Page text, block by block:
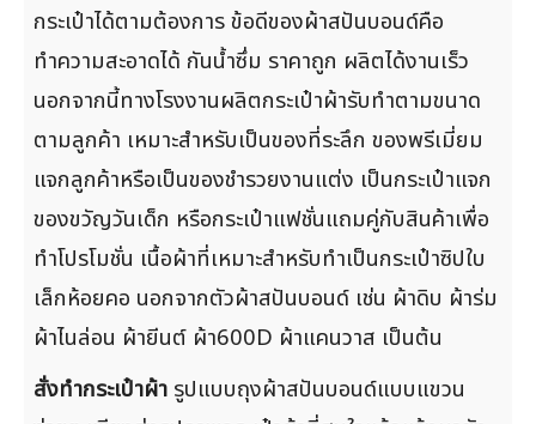
กระเป๋าได้ตามต้องการ ข้อดีของผ้าสปันบอนด์คือ
ทำความสะอาดได้ กันน้ำซึ่ม ราคาถูก ผลิตได้งานเร็ว
นอกจากนี้ทางโรงงานผลิตกระเป๋าผ้ารับทำตามขนาด
ตามลูกค้า เหมาะสำหรับเป็นของที่ระลึก ของพรีเมี่ยม
แจกลูกค้าหรือเป็นของชำรวยงานแต่ง เป็นกระเป๋าแจก
ของขวัญวันเด็ก หรือกระเป๋าแฟชั่นแถมคู่กับสินค้าเพื่อ
ทำโปรโมชั่น เนื้อผ้าที่เหมาะสำหรับทำเป็นกระเป๋าซิปใบ
เล็กห้อยคอ นอกจากตัวผ้าสปันบอนด์ เช่น ผ้าดิบ ผ้าร่ม
ผ้าไนล่อน ผ้ายีนต์ ผ้า600D ผ้าแคนวาส เป็นต้น
สั่งทำกระเป๋าผ้า รูปแบบถุงผ้าสปันบอนด์แบบแขวน